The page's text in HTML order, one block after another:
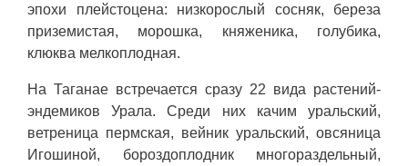
эпохи плейстоцена: низкорослый сосняк, береза
приземистая, морошка, княженика, голубика,
клюква мелкоплодная.
На Таганае встречается сразу 22 вида растений-
эндемиков Урала. Среди них качим уральский,
ветреница пермская, вейник уральский, овсяница
Игошиной, бороздоплодник многораздельный,